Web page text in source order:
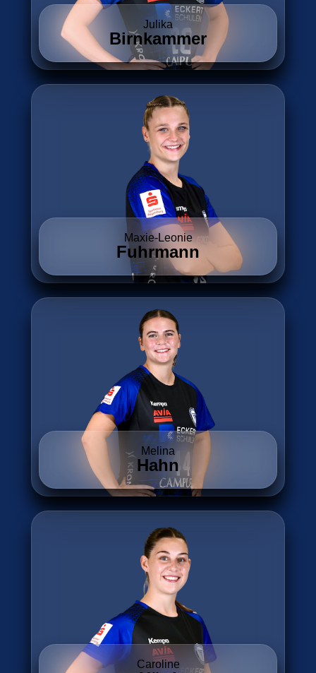
Julika
Birnkammer
Maxie-Leonie
Fuhrmann
Melina
Hahn
Caroline